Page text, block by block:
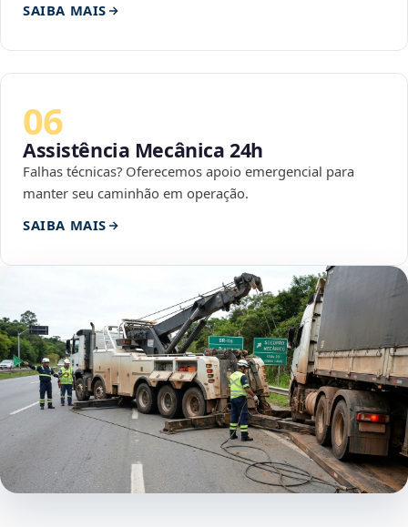
SAIBA MAIS
06
Assistência Mecânica 24h
Falhas técnicas? Oferecemos apoio emergencial para
manter seu caminhão em operação.
SAIBA MAIS